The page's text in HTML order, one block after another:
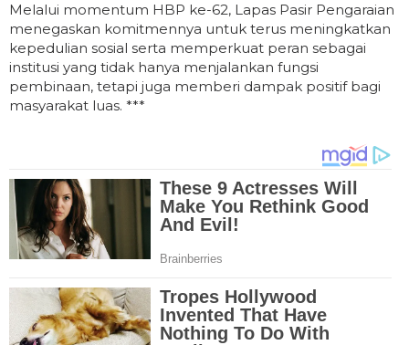
Melalui momentum HBP ke-62, Lapas Pasir Pengaraian
menegaskan komitmennya untuk terus meningkatkan
kepedulian sosial serta memperkuat peran sebagai
institusi yang tidak hanya menjalankan fungsi
pembinaan, tetapi juga memberi dampak positif bagi
masyarakat luas. ***